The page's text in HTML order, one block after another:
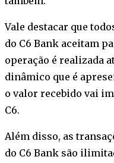
Vale destacar que
do C6 Bank aceitam
operação é realizada
dinâmico que é
o valor recebido vai
C6.
Além disso, as
do C6 Bank são